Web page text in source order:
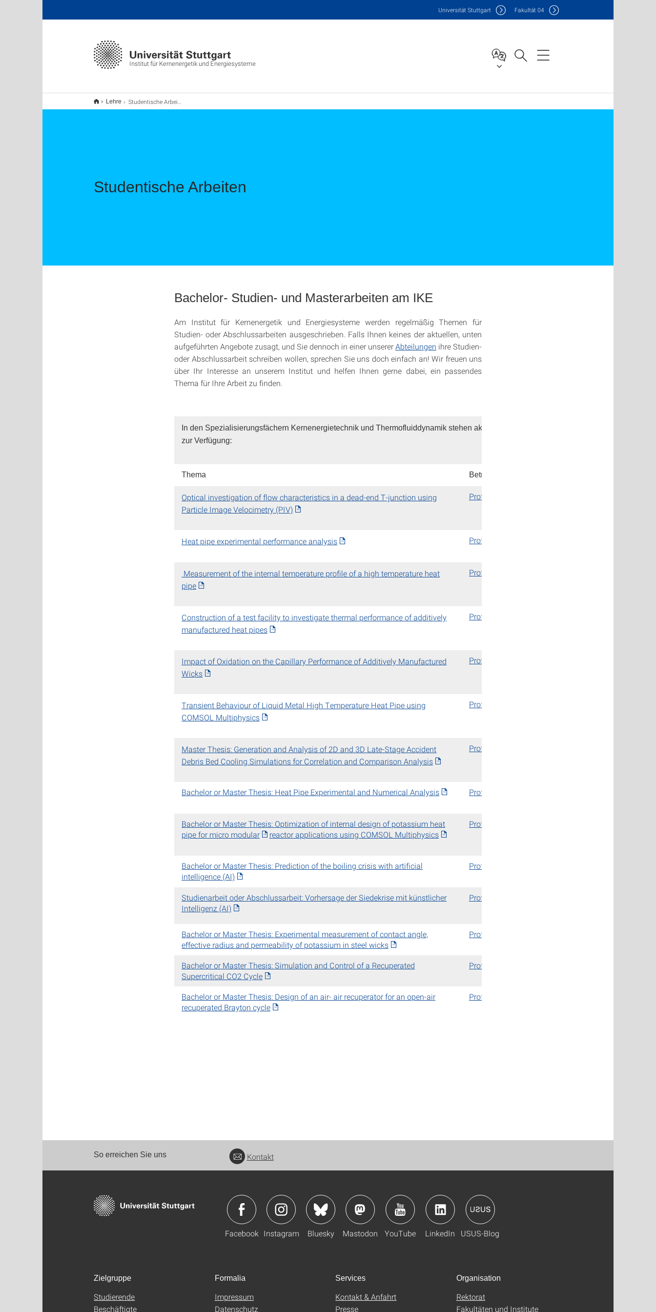
Institut für Kernenergetik und Energiesysteme
Universität Stuttgart Fakultät04
Lehre Studentische Arbeiten
Studentische Arbeiten
Bachelor- Studien- und Masterarbeiten am IKE
Am Institut für Kernenergetik und Energiesysteme werden regelmäßig Themen für
Studien- oder Abschlussarbeiten ausgeschrieben. Falls Ihnen keines der aktuellen, unten
aufgeführten Angebote zusagt, und Sie dennoch in einer unsererAbteilungen ihre Studien-
oder Abschlussarbeit schreiben wollen, sprechen Sie uns doch einfach an! Wir freuen uns
über Ihr Interesse an unserem Institut und helfen Ihnen gerne dabei, ein passendes
Thema für Ihre Arbeit zu finden.
In den Spezialisierungsfächern Kernenergietechnik und Thermofluiddynamik stehen aktuell folgende Themen
zur Verfügung:
Thema Betreuender Professor
Optical investigation of flow characteristics in a dead-end T-junction using
Particle Image Velocimetry (PIV)
Prof. Dr.-Ing. Jörg Starflinger
Heat pipe experimental performance analysis Prof. Dr.-Ing. Jörg Starflinger
Measurement of the internal temperature profile of a high temperature heat
pipe
Prof. Dr.-Ing. Jörg Starflinger
Construction of a test facility to investigate thermal performance of additively
manufactured heat pipes
Prof. Dr.-Ing. Jörg Starflinger
Impact of Oxidation on the Capillary Performance of Additively Manufactured
Wicks
Prof. Dr.-Ing. Jörg Starflinger
Transient Behaviour of Liquid Metal High Temperature Heat Pipe using
COMSOL Multiphysics
Prof. Dr.-Ing. Jörg Starflinger
Master Thesis: Generation and Analysis of 2D and 3D Late-Stage Accident
Debris Bed Cooling Simulations for Correlation and Comparison Analysis
Prof. Dr.-Ing. Jörg Starflinger
Bachelor or Master Thesis: Heat Pipe Experimental and Numerical Analysis Prof. Dr.-Ing. Jörg Starflinger
Bachelor or Master Thesis: Optimization of internal design of potassium heat
pipe for micro modular
reactor applications using COMSOL Multiphysics
Prof. Dr.-Ing. Jörg Starflinger
Bachelor or Master Thesis: Prediction of the boiling crisis with artificial
intelligence (AI)
Prof. Dr.-Ing. Jörg Starflinger
Studienarbeit oder Abschlussarbeit: Vorhersage der Siedekrise mit künstlicher
Intelligenz (AI)
Prof. Dr.-Ing. Jörg Starflinger
Bachelor or Master Thesis: Experimental measurement of contact angle,
effective radius and permeability of potassium in steel wicks
Prof. Dr.-Ing. Jörg Starflinger
Bachelor or Master Thesis: Simulation and Control of a Recuperated
Supercritical CO2 Cycle
Prof. Dr.-Ing. Jörg Starflinger
Bachelor or Master Thesis: Design of an air- air recuperator for an open-air
recuperated Brayton cycle
Prof. Dr.-Ing. Jörg Starflinger
So erreichen Sie uns Kontakt
Facebook Instagram Bluesky Mastodon YouTube LinkedIn USUS-Blog
Zielgruppe
Studierende
Beschäftigte
Formalia
Impressum
Datenschutz
Services
Kontakt & Anfahrt
Presse
Organisation
Rektorat
Fakultäten und Institute